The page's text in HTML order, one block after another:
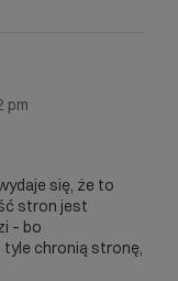
pm
się, że to
stron jest
– bo
chronią stronę,